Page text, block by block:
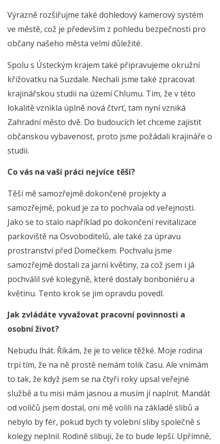
Výrazně rozšiřujme také dohledový kamerový systém
ve městě, což je především z pohledu bezpečnosti pro
občany našeho města velmi důležité.
Spolu s Ústeckým krajem také připravujeme okružní
křižovatku na Suzdale. Nechali jsme také zpracovat
krajinářskou studii na území Chlumu. Tím, že v této
lokalitě vznikla úplně nová čtvrť, tam nyní vzniká
Zahradní město dvě. Do budoucích let chceme zajistit
občanskou vybavenost, proto jsme požádali krajináře o
studii.
Co vás na vaší práci nejvíce těší?
Těší mě samozřejmě dokončené projekty a
samozřejmě, pokud je za to pochvala od veřejnosti.
Jako se to stalo například po dokončení revitalizace
parkoviště na Osvoboditelů, ale také za úpravu
prostranství před Domečkem. Pochvalu jsme
samozřejmě dostali za jarní květiny, za což jsem i já
pochválil své kolegyně, které dostaly bonboniéru a
květinu. Tento krok se jim opravdu povedl.
Jak zvládáte vyvažovat pracovní povinnosti a
osobní život?
Nebudu lhát. Říkám, že je to velice těžké. Moje rodina
trpí tím, že na ně prostě nemám tolik času. Ale vnímám
to tak, že když jsem se na čtyři roky upsal veřejné
službě a tu misi mám jasnou a musím jí naplnit. Mandát
od voličů jsem dostal, oni mě volili na základě slibů a
nebylo by fér, pokud bych ty volební sliby společně s
kolegy neplnil. Rodině slibuji, že to bude lepší. Upřímně,